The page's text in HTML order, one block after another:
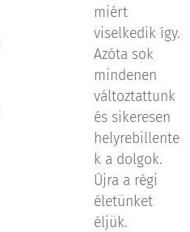
miért
viselkedik így.
Azóta sok
mindenen
változtattunk
és sikeresen
helyrebillente
k a dolgok.
Újra a régi
életünket
éljük.